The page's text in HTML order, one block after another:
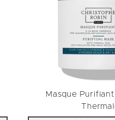
Masque